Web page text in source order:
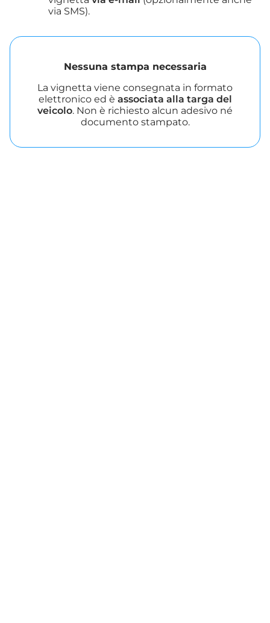
via SMS).
Nessuna stampa necessaria
La vignetta viene consegnata in formato
elettronico ed è associata alla targa del
veicolo. Non è richiesto alcun adesivo né
documento stampato.